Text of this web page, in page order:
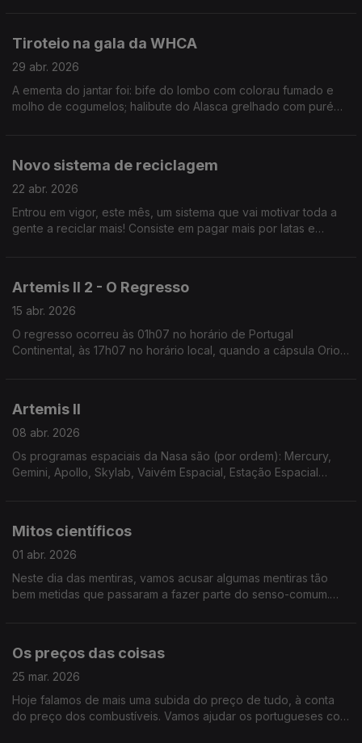
Tiroteio na gala da WHCA
29 abr. 2026
A ementa do jantar foi: bife do lombo com colorau fumado e
molho de cogumelos; halibute do Alasca grelhado com puré
Novo sistema de reciclagem
22 abr. 2026
Entrou em vigor, este mês, um sistema que vai motivar toda a
gente a reciclar mais! Consiste em pagar mais por latas e
Artemis II 2 - O Regresso
15 abr. 2026
O regresso ocorreu às 01h07 no horário de Portugal
Continental, às 17h07 no horário local, quando a cápsula Orion
Artemis II
08 abr. 2026
Os programas espaciais da Nasa são (por ordem): Mercury,
Gemini, Apollo, Skylab, Vaivém Espacial, Estação Espacial
Mitos científicos
01 abr. 2026
Neste dia das mentiras, vamos acusar algumas mentiras tão
bem metidas que passaram a fazer parte do senso-comum.
Os preços das coisas
25 mar. 2026
Hoje falamos de mais uma subida do preço de tudo, à conta
do preço dos combustíveis. Vamos ajudar os portugueses com